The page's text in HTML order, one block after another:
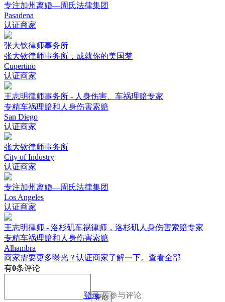
专注加州离婚—周氏法律集团
Pasadena
认证商家
张大钦律师事务所
张大钦律师事务所，成就你的美国梦
Cupertino
认证商家
王志明律师事务所 - 人身伤害、车祸理赔专家
专精车祸理赔和人身伤害索赔
San Diego
认证商家
张大钦律师事务所
City of Industry
认证商家
专注加州离婚—周氏法律集团
Los Angeles
认证商家
王志明律师 - 洛杉矶车祸律师，洛杉矶人身伤害索赔专家
专精车祸理赔和人身伤害索赔
Alhambra
商家需要更多曝光？认证商家了解一下。 查看全部
有0条评论
登录后参与评论
评论